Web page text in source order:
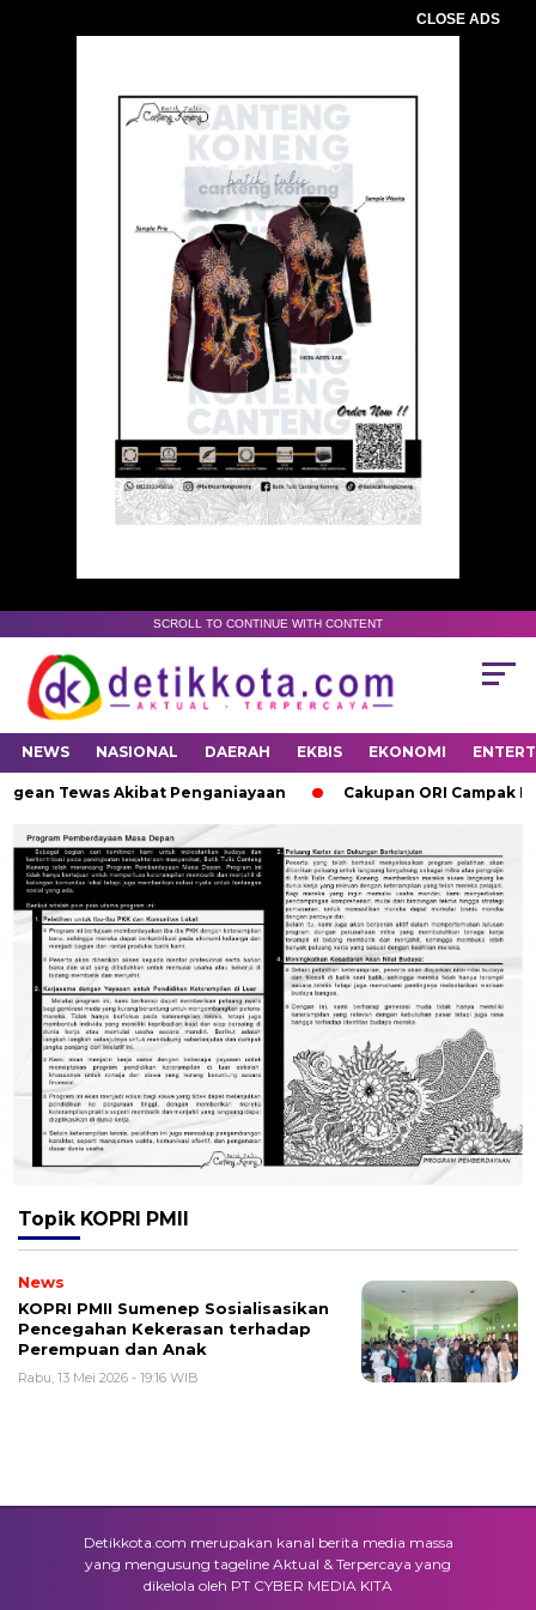
CLOSE ADS
SCROLL TO CONTINUE WITH CONTENT
NEWS NASIONAL DAERAH EKBIS EKONOMI
Tewas Akibat Penganiayaan Cakupan ORI Campak
Topik KOPRI PMII
News
KOPRI PMII Sumenep Sosialisasikan
Pencegahan Kekerasan terhadap
Perempuan dan Anak
Rabu, 13 Mei 2026 - 19:16 WIB
Detikkota.com merupakan kanal berita media massa
yang mengusung tageline Aktual & Terpercaya yang
dikelola oleh PT CYBER MEDIA KITA